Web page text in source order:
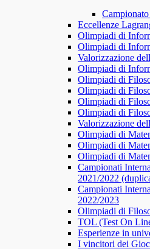
​​Eccellenze
Olimpiadi di
Olimpiadi di
Valorizzazione
Olimpiadi di
Olimpiadi di
Olimpiadi di
Olimpiadi di
Olimpiadi di
Valorizzazione
Olimpiadi di
Olimpiadi di
Olimpiadi di
Campionati
2021/2022
Campionati
2022/2023
Olimpiadi di
TOL (Test On
Esperienze in
I vincitori dei